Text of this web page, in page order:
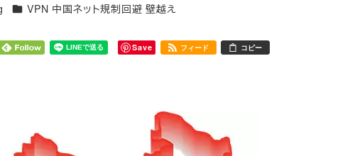
カテゴリー
VPN 中国ネット規制回避 壁越え
Save フィード コピー